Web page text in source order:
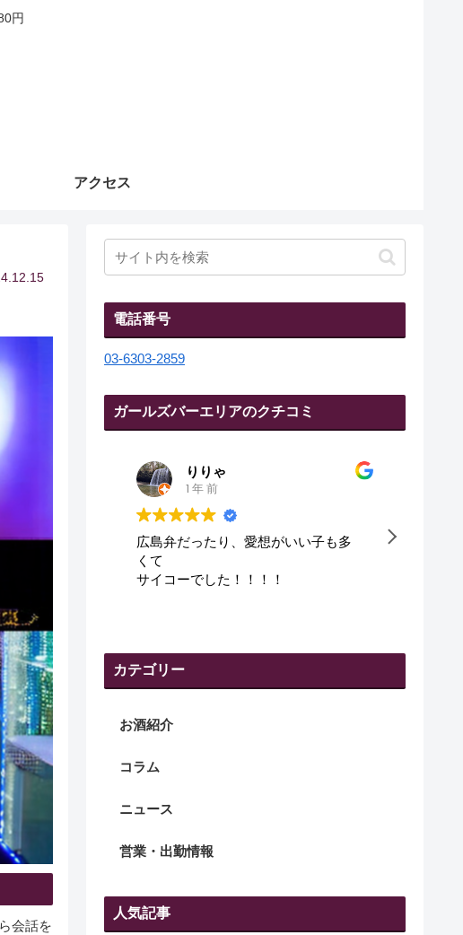
円
アクセス
会話を
電話番号
03-6303-2859
ガールズバーエリアのクチコミ
想がいい子も多
！！
皆さん、優しくて、良かった😇
カテゴリー
お酒紹介
コラム
ニュース
営業・出勤情報
人気記事